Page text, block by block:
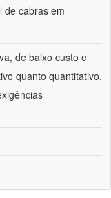
de cabras em
de baixo custo e
quanto quantitativo,